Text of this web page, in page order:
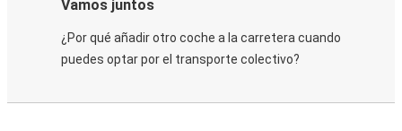
Vamos juntos
¿Por qué añadir otro coche a la carretera cuando
puedes optar por el transporte colectivo?